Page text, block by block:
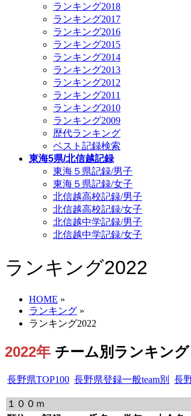
ランキング2018
ランキング2017
ランキング2016
ランキング2015
ランキング2014
ランキング2013
ランキング2012
ランキング2011
ランキング2010
ランキング2009
歴代ランキング
ベスト記録検索
東海5県/北信越記録
東海５県記録/男子
東海５県記録/女子
北信越高校記録/男子
北信越高校記録/女子
北信越中学記録/男子
北信越中学記録/女子
ランキング2022
HOME »
ランキング »
ランキング2022
2022年 チーム別ランキン
長野県TOP100 長野県登録一般team別 長
１００ｍ